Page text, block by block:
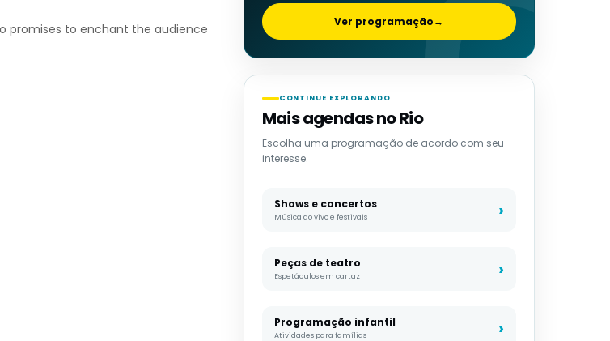
promises to enchant the audience
Ver programação→
CONTINUE EXPLORANDO
Mais agendas no Rio
Escolha uma programação de acordo com seu
interesse.
Shows e concertos
Música ao vivo e festivais
Peças de teatro
Espetáculos em cartaz
Programação infantil
Atividades para famílias